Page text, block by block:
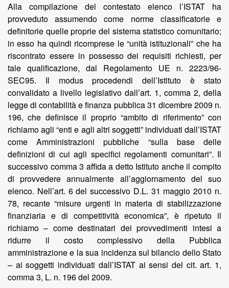
Alla compilazione del contestato elenco l’ISTAT ha
provveduto assumendo come norme classificatorie e
definitorie quelle proprie del sistema statistico comunitario;
in esso ha quindi ricomprese le “unità istituzionali” che ha
riscontrato essere in possesso dei requisiti richiesti, per
tale qualificazione, dal Regolamento UE n. 2223/96-
SEC95. Il modus procedendi dell’Istituto è stato
convalidato a livello legislativo dall’art. 1, comma 2, della
legge di contabilità e finanza pubblica 31 dicembre 2009 n.
196, che definisce il proprio “ambito di riferimento” con
richiamo agli “enti e agli altri soggetti” individuati dall’ISTAT
come Amministrazioni pubbliche “sulla base delle
definizioni di cui agli specifici regolamenti comunitari”. Il
successivo comma 3 affida a detto Istituto anche il compito
di provvedere annualmente all’aggiornamento del suo
elenco. Nell’art. 6 del successivo D.L. 31 maggio 2010 n.
78, recante “misure urgenti in materia di stabilizzazione
finanziaria e di competitività economica”, è ripetuto il
richiamo – come destinatari dei provvedimenti intesi a
ridurre il costo complessivo della Pubblica
amministrazione e la sua incidenza sul bilancio dello Stato
– ai soggetti individuati dall’ISTAT ai sensi del cit. art. 1,
comma 3, L. n. 196 del 2009.